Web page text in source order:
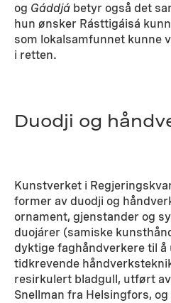
og Gáddjá betyr også det
hun ønsker Rásttigáisá
som lokalsamfunnet kunne
i retten.
Duodji og
Kunstverket i
former av duodji og
ornament, gjenstander og
duojárer (samiske
dyktige faghåndverkere til
tidkrevende
resirkulert bladgull, utført
Snellman fra Helsingfors,